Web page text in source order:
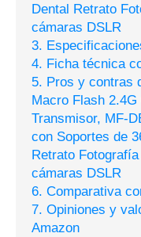
Dental Retrato
cámaras DSLR
3.
4. Ficha técnica
5. Pros y contras
Macro Flash
Transmisor, MF-
con Soportes de
Retrato
cámaras DSLR
6. Comparativa
7. Opiniones y
Amazon